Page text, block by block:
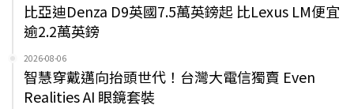
比亞迪Denza D9英國7.5萬英鎊起 比Lexus LM便宜
逾2.2萬英鎊
2026-08-06
智慧穿戴邁向抬頭世代！台灣大電信獨賣 Even
Realities AI 眼鏡套裝